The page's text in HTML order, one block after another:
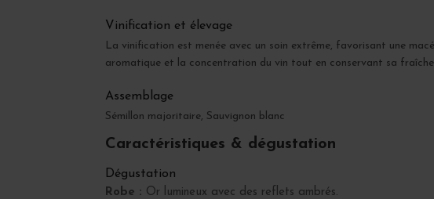
Vinification et élevage
La vinification est menée avec un soin extrême, favorisant une
aromatique et la concentration du vin tout en conservant sa
Assemblage
Sémillon majoritaire, Sauvignon blanc
Caractéristiques & dégustation
Dégustation
Robe : Or lumineux avec des reflets ambrés.